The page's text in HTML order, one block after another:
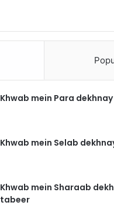
Khwab mein Para
Khwab mein Selab
Khwab mein Sharaab
tabeer